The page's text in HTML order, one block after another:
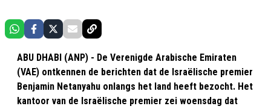
ABU DHABI (ANP) - De Verenigde Arabische Emiraten
(VAE) ontkennen de berichten dat de Israëlische premier
Benjamin Netanyahu onlangs het land heeft bezocht. Het
kantoor van de Israëlische premier zei woensdag dat